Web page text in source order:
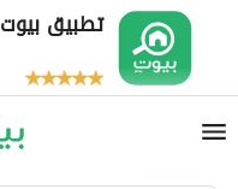
تطبيق بيوت